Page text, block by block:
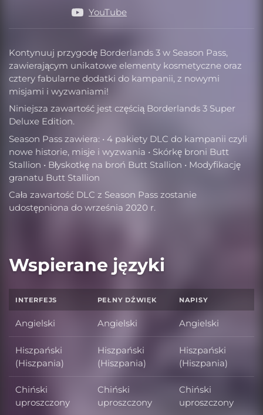
Kontynuuj przygodę Borderlands 3 w Season Pass,
zawierającym unikatowe elementy kosmetyczne oraz
cztery fabularne dodatki do kampanii, z nowymi
misjami i wyzwaniami!
Niniejsza zawartość jest częścią Borderlands 3 Super
Deluxe Edition.
Season Pass zawiera: • 4 pakiety DLC do kampanii czyli
nowe historie, misje i wyzwania • Skórkę broni Butt
Stallion • Błyskotkę na broń Butt Stallion • Modyfikację
granatu Butt Stallion
Cała zawartość DLC z Season Pass zostanie
udostępniona do września 2020 r.
YouTube
Wspierane języki
INTERFEJS PEŁNY DŹWIĘK NAPISY
Angielski Angielski Angielski
Hiszpański
(Hiszpania)
Hiszpański
(Hiszpania)
Hiszpański
(Hiszpania)
Chiński
uproszczony
Chiński
uproszczony
Chiński
uproszczony